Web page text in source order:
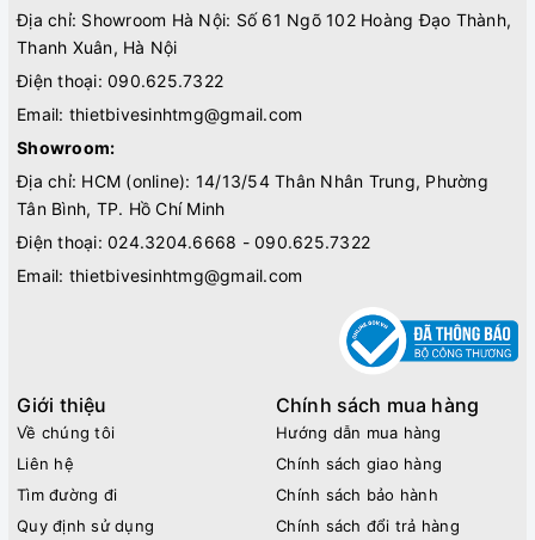
Địa chỉ: Showroom Hà Nội: Số 61 Ngõ 102 Hoàng Đạo Thành,
Thanh Xuân, Hà Nội
Điện thoại: 090.625.7322
Email: thietbivesinhtmg@gmail.com
Showroom:
Địa chỉ: HCM (online): 14/13/54 Thân Nhân Trung, Phường
Tân Bình, TP. Hồ Chí Minh
Điện thoại: 024.3204.6668 - 090.625.7322
Email: thietbivesinhtmg@gmail.com
Giới thiệu
Về chúng tôi
Liên hệ
Tìm đường đi
Quy định sử dụng
Chính sách mua hàng
Hướng dẫn mua hàng
Chính sách giao hàng
Chính sách bảo hành
Chính sách đổi trả hàng